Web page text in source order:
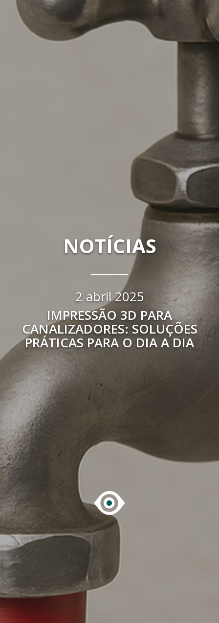
NOTÍCIAS
2 abril 2025
IMPRESSÃO 3D PARA
CANALIZADORES: SOLUÇÕES
PRÁTICAS PARA O DIA A DIA